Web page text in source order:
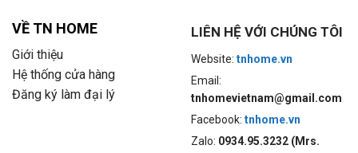
VỀ TN HOME
Giới thiệu
Hệ thống cửa hàng
Đăng ký làm đại lý
LIÊN HỆ VỚI CHÚNG TÔI
Website: tnhome.vn
Email:
tnhomevietnam@gmail.com
Facebook: tnhome.vn
Zalo: 0934.95.3232 (Mrs.